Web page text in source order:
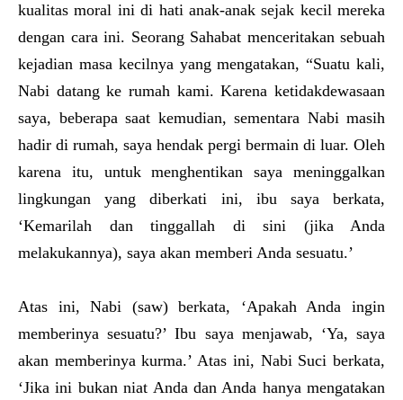
kualitas moral ini di hati anak-anak sejak kecil mereka
dengan cara ini. Seorang Sahabat menceritakan sebuah
kejadian masa kecilnya yang mengatakan, “Suatu kali,
Nabi datang ke rumah kami. Karena ketidakdewasaan
saya, beberapa saat kemudian, sementara Nabi masih
hadir di rumah, saya hendak pergi bermain di luar. Oleh
karena itu, untuk menghentikan saya meninggalkan
lingkungan yang diberkati ini, ibu saya berkata,
‘Kemarilah dan tinggallah di sini (jika Anda
melakukannya), saya akan memberi Anda sesuatu.’
Atas ini, Nabi (saw) berkata, ‘Apakah Anda ingin
memberinya sesuatu?’ Ibu saya menjawab, ‘Ya, saya
akan memberinya kurma.’ Atas ini, Nabi Suci berkata,
‘Jika ini bukan niat Anda dan Anda hanya mengatakan